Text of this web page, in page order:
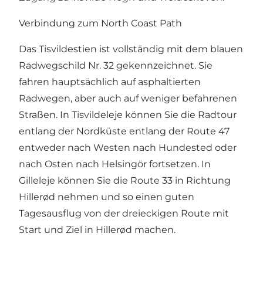
Verbindung zum North Coast Path
Das Tisvildestien ist vollständig mit dem blauen
Radwegschild Nr. 32 gekennzeichnet. Sie
fahren hauptsächlich auf asphaltierten
Radwegen, aber auch auf weniger befahrenen
Straßen. In Tisvildeleje können Sie die Radtour
entlang der Nordküste entlang der Route 47
entweder nach Westen nach Hundested oder
nach Osten nach Helsingör fortsetzen. In
Gilleleje können Sie die Route 33 in Richtung
Hillerød nehmen und so einen guten
Tagesausflug von der dreieckigen Route mit
Start und Ziel in Hillerød machen.